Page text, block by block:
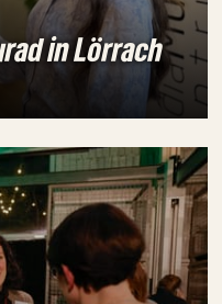
in Lörrach